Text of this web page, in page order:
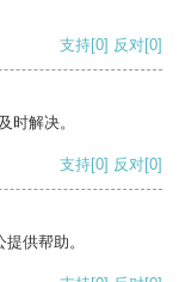
支持[0] 反对[0]
时解决。
支持[0] 反对[0]
供帮助。